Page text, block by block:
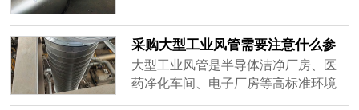
量好的白铁......
不一样，同样的尺寸安装的时候，明
显重了不少，而且不会扁，侧弯幅度
很小，说明风管厚实，强度大抗压能
力强，使用寿命肯定很长。
采购大型工业风管需要注意什么参
数？——2026年主流通风设备供应
商对比分析
大型工业风管是半导体洁净厂房、医
药净化车间、电子厂房等高标准环境
的核心基础设施。采购时不仅需要关